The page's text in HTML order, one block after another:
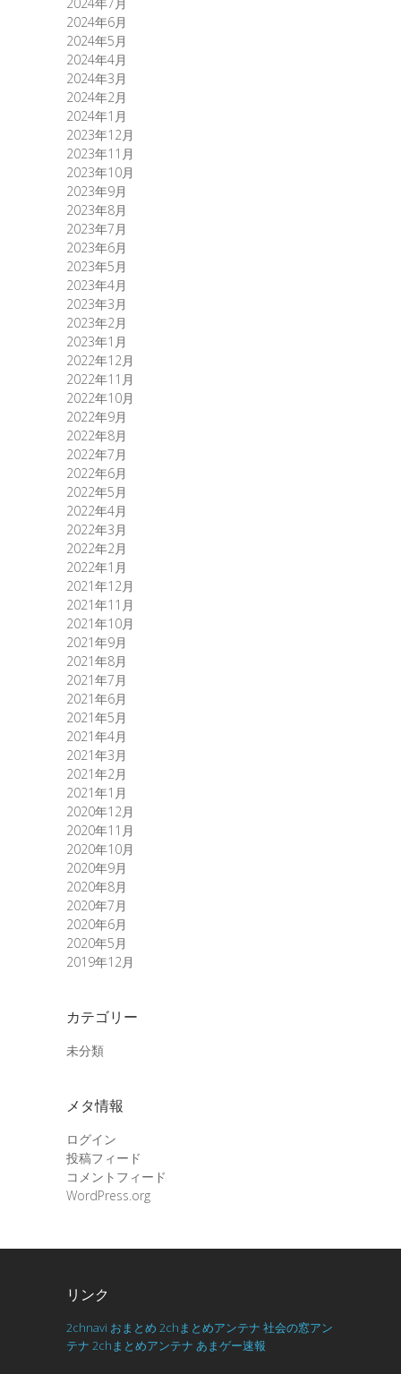
2024年6月
2024年5月
2024年4月
2024年3月
2024年2月
2024年1月
2023年12月
2023年11月
2023年10月
2023年9月
2023年8月
2023年7月
2023年6月
2023年5月
2023年4月
2023年3月
2023年2月
2023年1月
2022年12月
2022年11月
2022年10月
2022年9月
2022年8月
2022年7月
2022年6月
2022年5月
2022年4月
2022年3月
2022年2月
2022年1月
2021年12月
2021年11月
2021年10月
2021年9月
2021年8月
2021年7月
2021年6月
2021年5月
2021年4月
2021年3月
2021年2月
2021年1月
2020年12月
2020年11月
2020年10月
2020年9月
2020年8月
2020年7月
2020年6月
2020年5月
2019年12月
カテゴリー
未分類
メタ情報
ログイン
投稿フィード
コメントフィード
WordPress.org
リンク
2chnavi おまとめ 2chまとめアンテナ 社会の窓アン
テナ 2chまとめアンテナ あまゲー速報